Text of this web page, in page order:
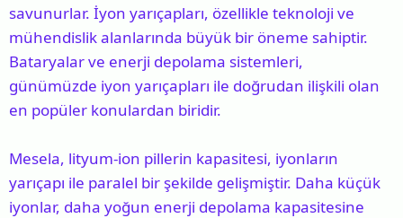
savunurlar. İyon yarıçapları, özellikle teknoloji ve
mühendislik alanlarında büyük bir öneme sahiptir.
Bataryalar ve enerji depolama sistemleri,
günümüzde iyon yarıçapları ile doğrudan ilişkili olan
en popüler konulardan biridir.
Mesela, lityum-ion pillerin kapasitesi, iyonların
yarıçapı ile paralel bir şekilde gelişmiştir. Daha küçük
iyonlar, daha yoğun enerji depolama kapasitesine